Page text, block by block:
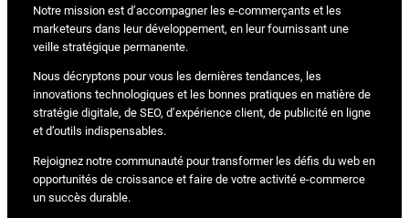
Notre mission est d’accompagner les e-commerçants et les
marketeurs dans leur développement, en leur fournissant une
veille stratégique permanente.
Nous décryptons pour vous les dernières tendances, les
innovations technologiques et les bonnes pratiques en matière de
stratégie digitale, de SEO, d’expérience client, de publicité en ligne
et d’outils indispensables.
Rejoignez notre communauté pour transformer les défis du web en
opportunités de croissance et faire de votre activité e-commerce
un succès durable.